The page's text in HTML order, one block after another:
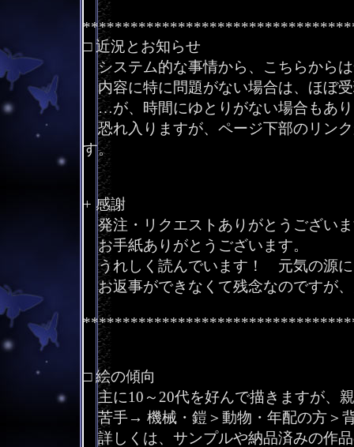
□ 近況とお知らせ
システム的な事情から、こちらから
内容に特に問題がない場合は、ほぼ
…が、時間にゆとりがない場合もあ
恐れ入りますが、ページ下部のリン
す。
+ 感謝
発注・リクエストありがとうござい
お手紙ありがとうございます。
うれしく読んでいます！ 元気の源
お返事ができなくて残念なのですが
□ 絵の傾向
主に10～20代を好んで描きますが、
苦手→ 機械・鎧＞動物・年配の方＞
詳しくは、サンプルや納品済みの作